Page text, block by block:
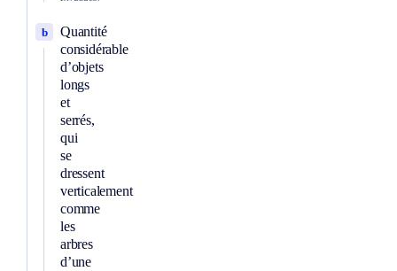
Quantité
considérable
d’objets
longs
et
serrés,
qui
se
dressent
verticalement
comme
les
arbres
d’une
b